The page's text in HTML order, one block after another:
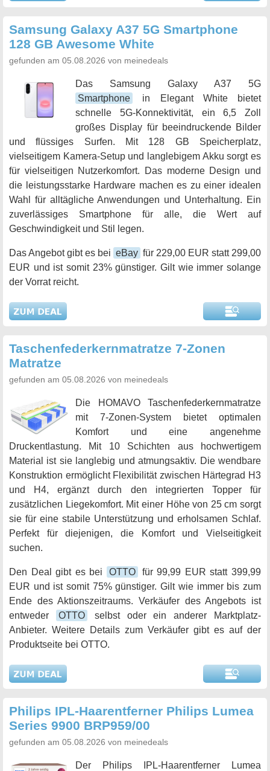
Samsung Galaxy A37 5G Smartphone
128 GB Awesome White
gefunden am 05.08.2026 von meinedeals
Das Samsung Galaxy A37 5G
Smartphone
in Elegant White bietet
schnelle 5G-Konnektivität, ein 6,5 Zoll
großes Display für beeindruckende Bilder
und flüssiges Surfen. Mit 128 GB Speicherplatz,
vielseitigem Kamera-Setup und langlebigem Akku sorgt es
für vielseitigen Nutzerkomfort. Das moderne Design und
die leistungsstarke Hardware machen es zu einer idealen
Wahl für alltägliche Anwendungen und Unterhaltung. Ein
zuverlässiges Smartphone für alle, die Wert auf
Geschwindigkeit und Stil legen.
Das Angebot gibt es bei eBay für 229,00 EUR statt 299,00
EUR und ist somit 23% günstiger. Gilt wie immer solange
der Vorrat reicht.
Taschenfederkernmatratze 7-Zonen
Matratze
gefunden am 05.08.2026 von meinedeals
Die HOMAVO Taschenfederkernmatratze
mit 7-Zonen-System bietet optimalen
Komfort und eine angenehme
Druckentlastung. Mit 10 Schichten aus hochwertigem
Material ist sie langlebig und atmungsaktiv. Die wendbare
Konstruktion ermöglicht Flexibilität zwischen Härtegrad H3
und H4, ergänzt durch den integrierten Topper für
zusätzlichen Liegekomfort. Mit einer Höhe von 25 cm sorgt
sie für eine stabile Unterstützung und erholsamen Schlaf.
Perfekt für diejenigen, die Komfort und Vielseitigkeit
suchen.
Den Deal gibt es bei OTTO
für 99,99 EUR statt 399,99
EUR und ist somit 75% günstiger. Gilt wie immer bis zum
Ende des Aktionszeitraums. Verkäufer des Angebots ist
entweder
OTTO
selbst oder ein anderer Marktplatz-
Anbieter. Weitere Details zum Verkäufer gibt es auf der
Produktseite bei OTTO.
Philips IPL-Haarentferner Philips Lumea
Series 9900 BRP959/00
gefunden am 05.08.2026 von meinedeals
Der Philips IPL-Haarentferner Lumea